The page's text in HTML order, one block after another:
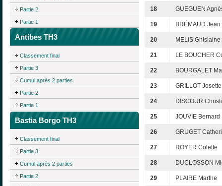
Partie 2
Partie 1
Antibes TH3
Classement final
Partie 3
Cumul après 2 parties
Partie 2
Partie 1
Bastia Borgo TH3
Classement final
Partie 3
Cumul après 2 parties
Partie 2
18 GUEGUEN
19 BRÉMAUD Jean
20 MELIS Ghislaine
21 LE BOUCHER
22 BOURGALET
23 GRILLOT Josette
24 DISCOUR
25 JOUVIE Bernard
26 GRUGET
27 ROYER Colette
28 DUCLOSSON
29 PLAIRE Marthe